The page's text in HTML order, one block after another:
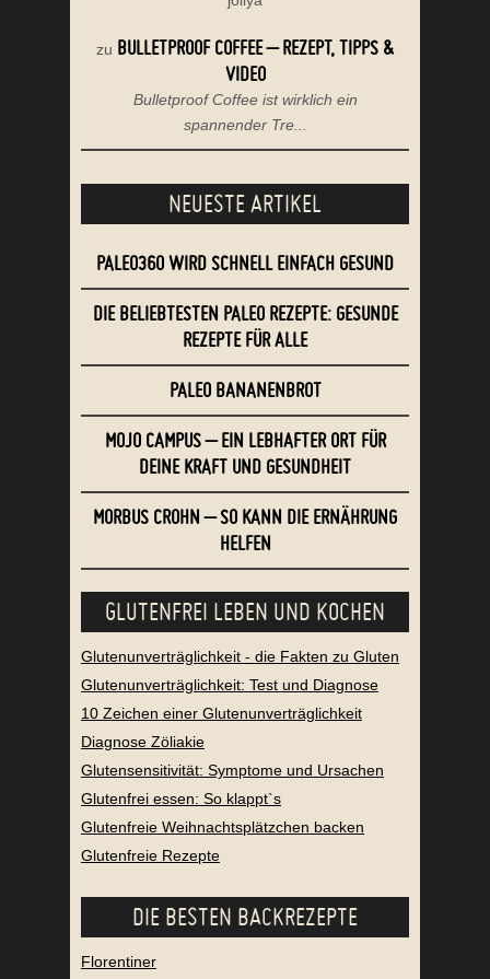
zu BULLETPROOF COFFEE – REZEPT, TIPPS &
VIDEO
Bulletproof Coffee ist wirklich ein
spannender Tre...
NEUESTE ARTIKEL
PALEO360 WIRD SCHNELL EINFACH GESUND
DIE BELIEBTESTEN PALEO REZEPTE: GESUNDE
REZEPTE FÜR ALLE
PALEO BANANENBROT
MOJO CAMPUS – EIN LEBHAFTER ORT FÜR
DEINE KRAFT UND GESUNDHEIT
MORBUS CROHN – SO KANN DIE ERNÄHRUNG
HELFEN
GLUTENFREI LEBEN UND KOCHEN
Glutenunverträglichkeit - die Fakten zu Gluten
Glutenunverträglichkeit: Test und Diagnose
10 Zeichen einer Glutenunverträglichkeit
Diagnose Zöliakie
Glutensensitivität: Symptome und Ursachen
Glutenfrei essen: So klappt`s
Glutenfreie Weihnachtsplätzchen backen
Glutenfreie Rezepte
DIE BESTEN BACKREZEPTE
Florentiner